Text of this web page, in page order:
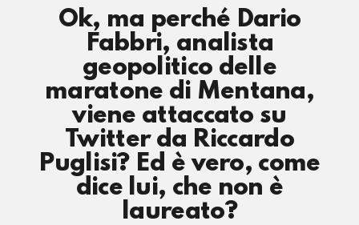
Ok, ma perché Dario
Fabbri, analista
geopolitico delle
maratone di Mentana,
viene attaccato su
Twitter da Riccardo
Puglisi? Ed è vero, come
dice lui, che non è
laureato?